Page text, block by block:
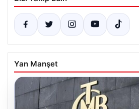
Yan Manşet